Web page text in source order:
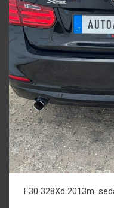
F30 328Xd 2013m.